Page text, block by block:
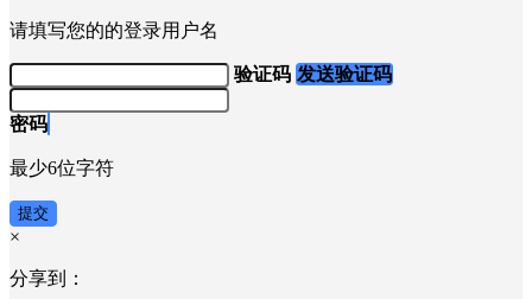
请填写您的的登录用户名
验证码 发送验证码
密码
最少6位字符
提交
×
分享到：